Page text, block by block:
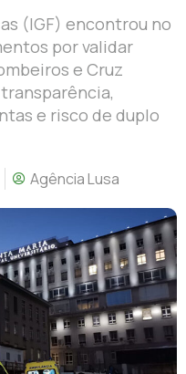
(IGF) encontrou no
por validar
e Cruz
e risco de duplo
Agência Lusa